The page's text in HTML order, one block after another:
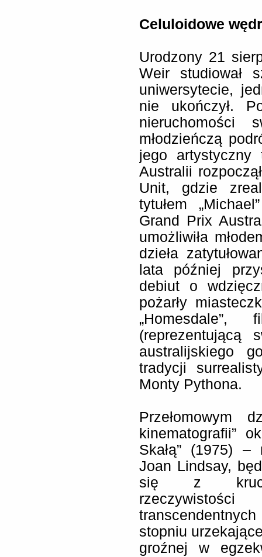
Celuloidowe
Urodzony 21
Weir studiował
uniwersytecie,
nie ukończył.
nieruchomości
młodzieńczą
jego artystyczny
Australii
Unit, gdzie
tytułem
Grand Prix
umożliwiła
dzieła
lata później
debiut o
pożarły
(reprezentującą
australijskiego
tradycji
Monty Pythona.
Przełomowym
kinematografii”
Skałą” (1975) –
Joan Lindsay,
się z
stopniu
groźnej w